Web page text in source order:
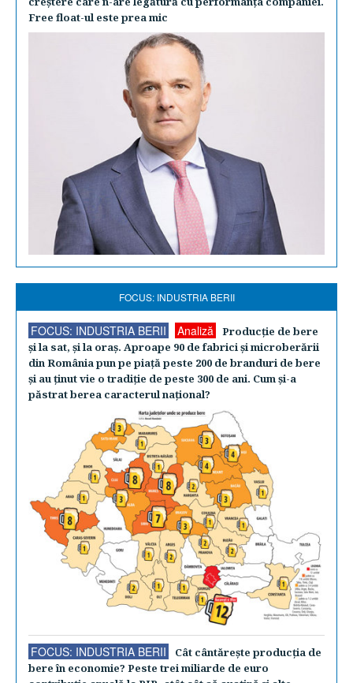
Free float-ul este prea mic
FOCUS: INDUSTRIA BERII
FOCUS: INDUSTRIA BERII Analiză
Producţie de bere
şi la sat, şi la oraş. Aproape 90 de fabrici şi microberării
din România pun pe piaţă peste 200 de branduri de bere
şi au ţinut vie o tradiţie de peste 300 de ani. Cum şi-a
păstrat berea caracterul naţional?
FOCUS: INDUSTRIA BERII
Cât cântăreşte producţia de
bere în economie? Peste trei miliarde de euro